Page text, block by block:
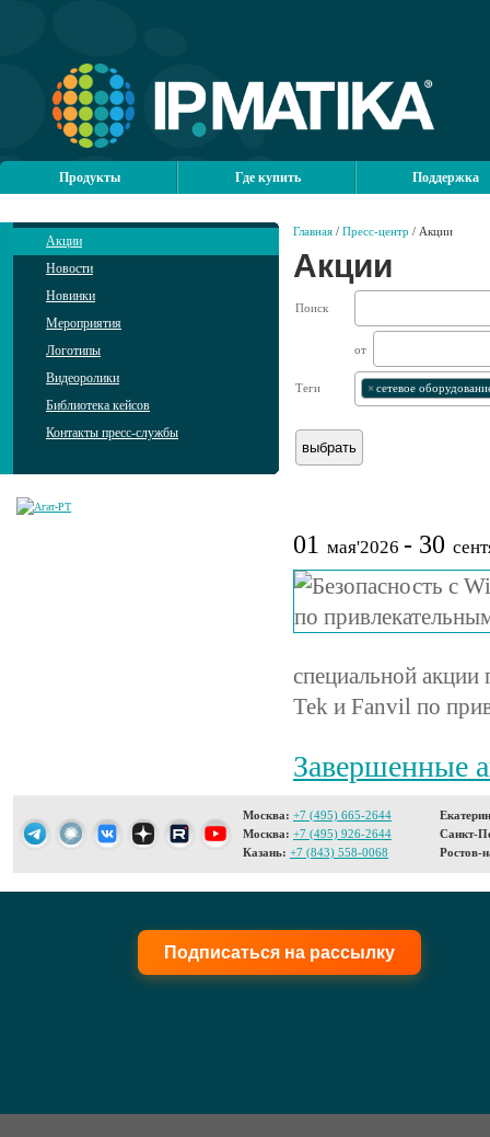
Продукты Где купить Поддержка
Акции
Новости
Новинки
Мероприятия
Логотипы
Видеоролики
Библиотека кейсов
Контакты пресс-службы
Главная / Пресс-центр / Акции
Акции
Поиск
от
Теги × сетевое
01 мая'2026 - 30
специальной
Tek и Fanvil по
Завершенные
Москва: +7 (495) 665-2644
Москва: +7 (495) 926-2644
Казань: +7 (843) 558-0068
Санкт-
Ростов-
Подписаться на рассылку